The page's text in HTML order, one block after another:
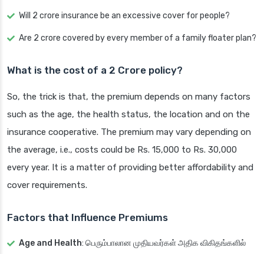
Will 2 crore insurance be an excessive cover for people?
Are 2 crore covered by every member of a family floater plan?
What is the cost of a 2 Crore policy?
So, the trick is that, the premium depends on many factors
such as the age, the health status, the location and on the
insurance cooperative. The premium may vary depending on
the average, i.e., costs could be Rs. 15,000 to Rs. 30,000
every year. It is a matter of providing better affordability and
cover requirements.
Factors that Influence Premiums
Age and Health: பெரும்பாலான முதியவர்கள் அதிக விகிதங்களில்